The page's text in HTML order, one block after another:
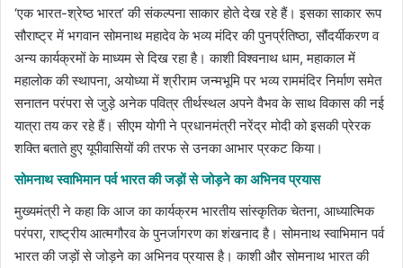
‘एक भारत-श्रेष्ठ भारत’ की संकल्पना साकार होते देख रहे हैं। इसका साकार रूप
सौराष्ट्र में भगवान सोमनाथ महादेव के भव्य मंदिर की पुनर्प्रतिष्ठा, सौंदर्यीकरण व
अन्य कार्यक्रमों के माध्यम से दिख रहा है। काशी विश्वनाथ धाम, महाकाल में
महालोक की स्थापना, अयोध्या में श्रीराम जन्मभूमि पर भव्य राममंदिर निर्माण समेत
सनातन परंपरा से जुड़े अनेक पवित्र तीर्थस्थल अपने वैभव के साथ विकास की नई
यात्रा तय कर रहे हैं। सीएम योगी ने प्रधानमंत्री नरेंद्र मोदी को इसकी प्रेरक
शक्ति बताते हुए यूपीवासियों की तरफ से उनका आभार प्रकट किया।
सोमनाथ स्वाभिमान पर्व भारत की जड़ों से जोड़ने का अभिनव प्रयास
मुख्यमंत्री ने कहा कि आज का कार्यक्रम भारतीय सांस्कृतिक चेतना, आध्यात्मिक
परंपरा, राष्ट्रीय आत्मगौरव के पुनर्जागरण का शंखनाद है। सोमनाथ स्वाभिमान पर्व
भारत की जड़ों से जोड़ने का अभिनव प्रयास है। काशी और सोमनाथ भारत की